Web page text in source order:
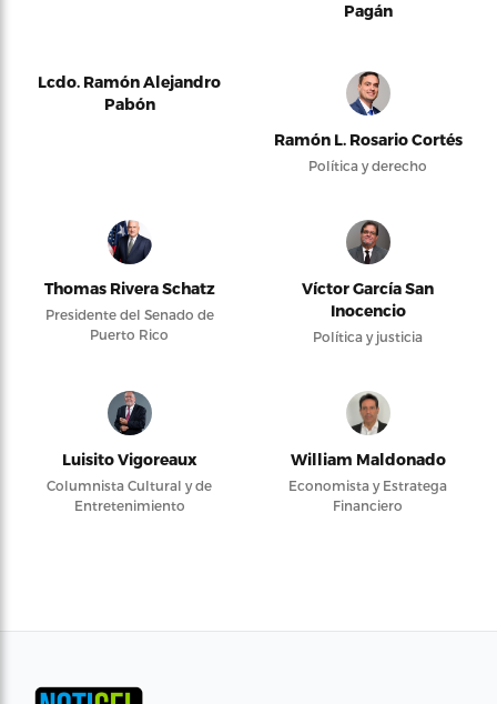
Pagán
Lcdo. Ramón Alejandro
Pabón
Ramón L. Rosario Cortés
Política y derecho
Thomas Rivera Schatz
Presidente del Senado de
Puerto Rico
Víctor García San
Inocencio
Política y justicia
Luisito Vigoreaux
Columnista Cultural y de
Entretenimiento
William Maldonado
Economista y Estratega
Financiero